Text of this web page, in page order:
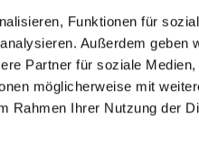
Funktionen für
Außerdem geben
Partner für soziale Medien,
möglicherweise mit
Rahmen Ihrer Nutzung der
Heuss-Str. 8, 50181 Bedburg
Mi 8.00 -11.00 Uhr
Richtlinie Impressum